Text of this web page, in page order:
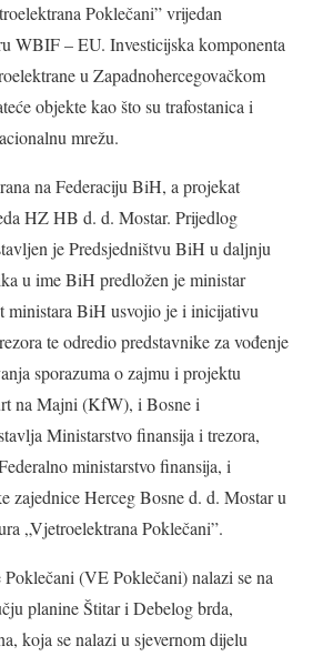
Poklečani” vrijedan
WBIF – EU. Investicijska komponenta
u Zapadnohercegovačkom
objekte kao što su trafostanica i
mrežu.
na Federaciju BiH, a projekat
HZ HB d. d. Mostar. Prijedlog
je Predsjedništvu BiH u daljnju
u ime BiH predložen je ministar
ministara BiH usvojio je i inicijativu
te odredio predstavnike za vođenje
sporazuma o zajmu i projektu
na Majni (KfW), i Bosne i
Ministarstvo finansija i trezora,
ministarstvo finansija, i
zajednice Herceg Bosne d. d. Mostar u
„Vjetroelektrana Poklečani”.
(VE Poklečani) nalazi se na
planine Štitar i Debelog brda,
koja se nalazi u sjevernom dijelu